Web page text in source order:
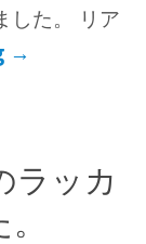
した。 リア
→
ラッカ